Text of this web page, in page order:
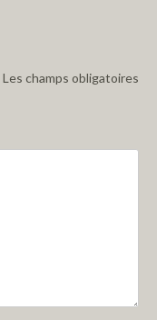
Les champs obligatoires